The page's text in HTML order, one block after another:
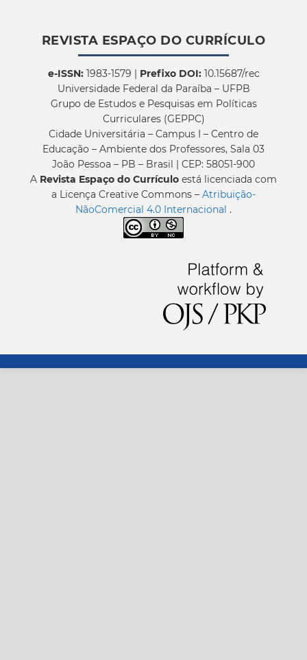
REVISTA ESPAÇO DO CURRÍCULO
e-ISSN:1983-1579 | Prefixo DOI:10.15687/rec
Universidade Federal da Paraíba – UFPB
Grupo de Estudos e Pesquisas em Políticas
Curriculares (GEPPC)
Cidade Universitária – Campus I – Centro de
Educação – Ambiente dos Professores, Sala 03
João Pessoa – PB – Brasil | CEP: 58051-900
A Revista Espaço do Currículo está licenciada com
a Licença Creative Commons – Atribuição-
NãoComercial 4.0 Internacional .